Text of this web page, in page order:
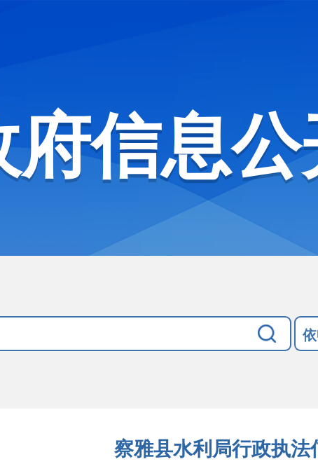
府信息公
察雅县水利局行政执法